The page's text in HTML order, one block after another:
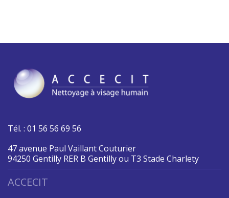
Tél. : 01 56 56 69 56
47 avenue Paul Vaillant Couturier
94250 Gentilly RER B Gentilly ou T3 Stade Charlety
ACCECIT